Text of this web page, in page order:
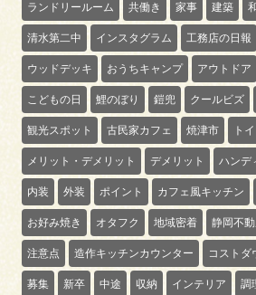
ランドリールーム 共働き 家事 建築
清水第二中 インスタグラム 工務店の日報
ウッドデッキ おうちキャンプ アウトドア
こどもの日 鯉のぼり 鎧兜 クールビズ
観光スポット 古民家カフェ 焼津市 ト
メリット・デメリット デメリット ハンデ
内装 外装 ポイント カフェ風キッチン
お好み焼き オタフク 地域密着 静岡不
注意点 造作キッチンカウンター コストダ
募集 新卒 中途 収納 インテリア 調